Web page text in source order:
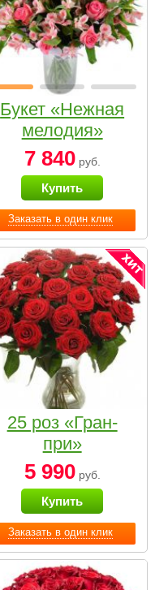
Заказать в один клик
Букет «Нежная
мелодия»
7 840руб.
Купить
Заказать в один клик
25 роз «Гран-
при»
5 990руб.
Купить